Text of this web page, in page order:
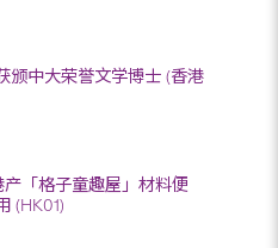
颁中大荣誉文学博士 (香港
「格子童趣屋」材料便
(HK01)